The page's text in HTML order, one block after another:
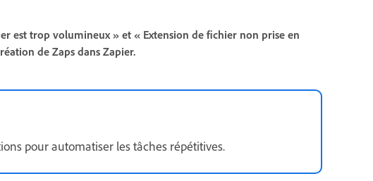
est trop volumineux » et « Extension de fichier non prise en
de Zaps dans Zapier.
pour automatiser les tâches répétitives.